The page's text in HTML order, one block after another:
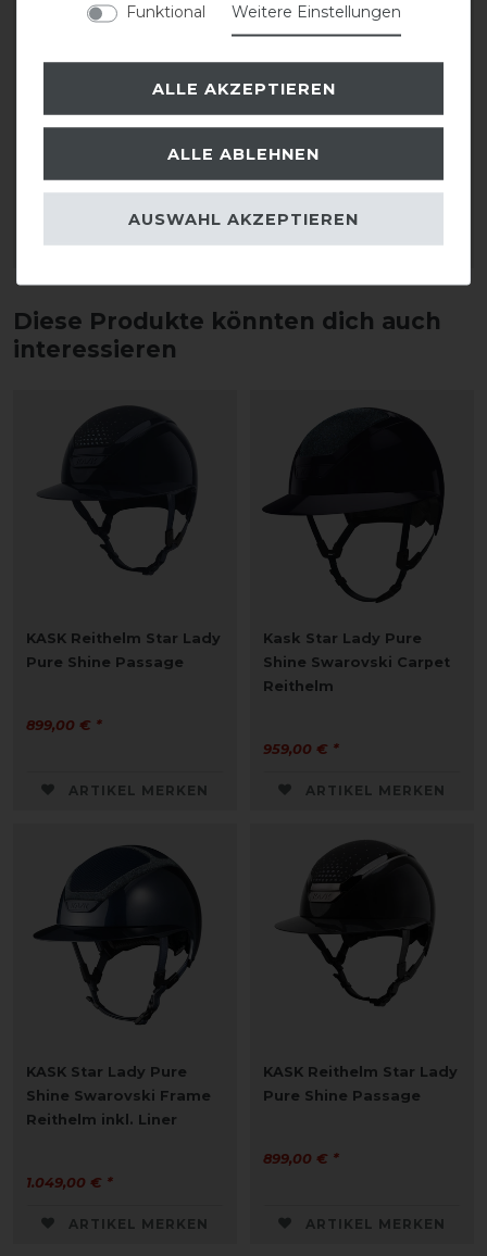
KASK Helmrucksack
35,00 € *
ARTIKEL MERKEN
KASK Grooms 26L
ARTIKEL MERKEN
Diese Produkte könnten dich auch
interessieren
KASK Reithelm Star Lady
Pure Shine Passage
899,00 € *
ARTIKEL MERKEN
Kask Star Lady Pure
Shine Swarovski Carpet
Reithelm
959,00 € *
ARTIKEL MERKEN
KASK Star Lady Pure
Shine Swarovski Frame
Reithelm inkl. Liner
1.049,00 € *
ARTIKEL MERKEN
KASK Reithelm Star Lady
Pure Shine Passage
899,00 € *
ARTIKEL MERKEN
Funktional
Weitere Einstellungen
ALLE AKZEPTIEREN
ALLE ABLEHNEN
AUSWAHL AKZEPTIEREN